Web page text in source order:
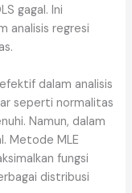
gagal. Ini
analisis regresi
dalam analisis
seperti normalitas
Namun, dalam
Metode MLE
fungsi
distribusi